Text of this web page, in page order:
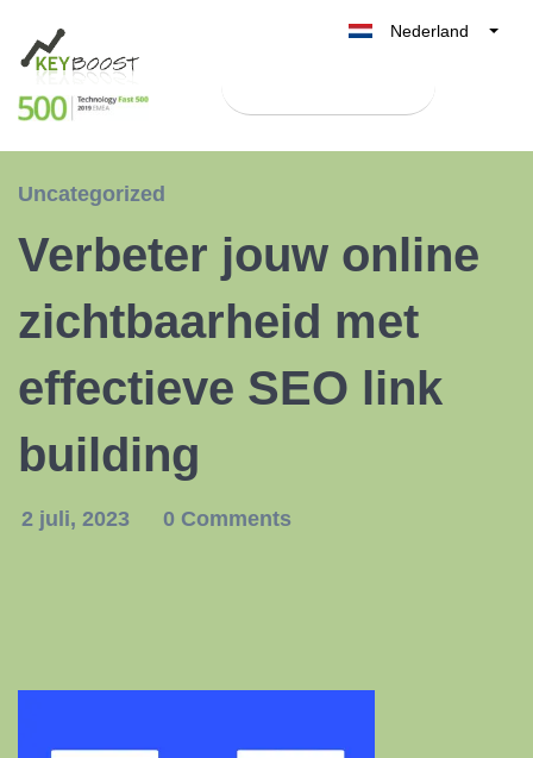
Nederland
België
España
Uncategorized
Verbeter jouw online
zichtbaarheid met
effectieve SEO link
building
2 juli, 2023 0 Comments